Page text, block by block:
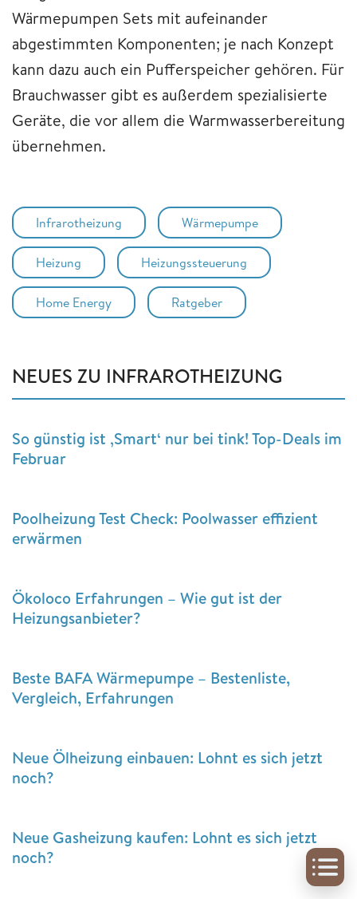
Wärmepumpen Sets mit aufeinander
abgestimmten Komponenten; je nach Konzept
kann dazu auch ein Pufferspeicher gehören. Für
Brauchwasser gibt es außerdem spezialisierte
Geräte, die vor allem die Warmwasserbereitung
übernehmen.
Infrarotheizung Wärmepumpe
Heizung Heizungssteuerung
Home Energy Ratgeber
NEUES ZU INFRAROTHEIZUNG
So günstig ist ‚Smart‘ nur bei tink! Top-Deals im
Februar
Poolheizung Test Check: Poolwasser effizient
erwärmen
Ökoloco Erfahrungen – Wie gut ist der
Heizungsanbieter?
Beste BAFA Wärmepumpe – Bestenliste,
Vergleich, Erfahrungen
Neue Ölheizung einbauen: Lohnt es sich jetzt
noch?
Neue Gasheizung kaufen: Lohnt es sich jetzt
noch?